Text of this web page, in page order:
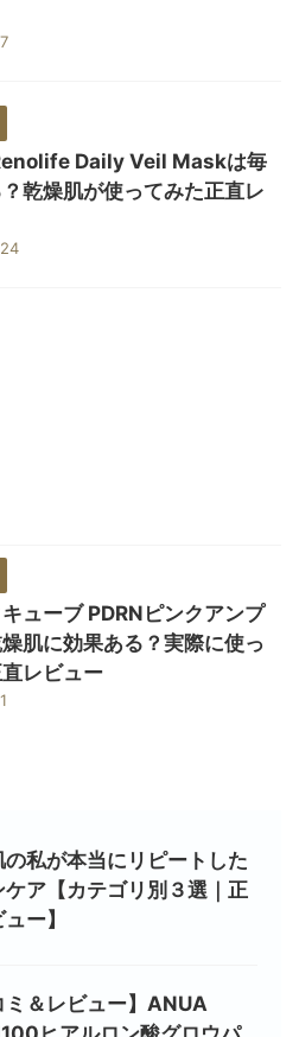
Daily Veil Maskは毎
乾燥肌が使ってみた正直レ
キューブ PDRNピンクアンプ
肌に効果ある？実際に使っ
レビュー
の私が本当にリピートした
ケア【カテゴリ別３選｜正
ー】
ミ＆レビュー】ANUA